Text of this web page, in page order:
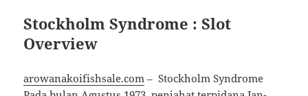
Stockholm Syndrome : Slot
Overview
arowanakoifishsale.com – Stockholm Syndrome